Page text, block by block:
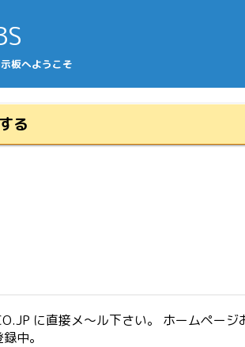
板へようこそ
る
に直接メ～ル下さい。 ホームペー
中。